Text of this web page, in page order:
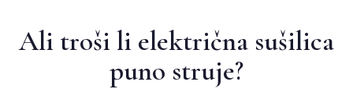
Ali troši li električna sušilica
puno struje?